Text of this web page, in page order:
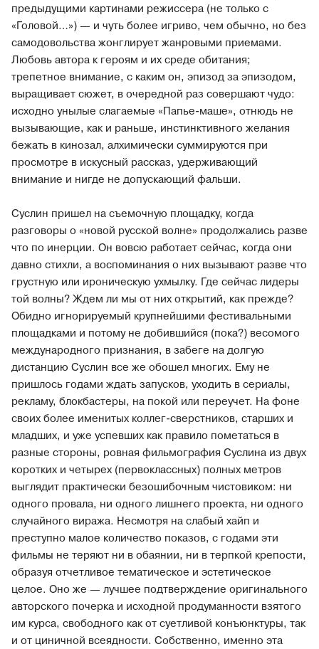
предыдущими картинами режиссера (не только с
«Головой…») — и чуть более игриво, чем обычно, но без
самодовольства жонглирует жанровыми приемами.
Любовь автора к героям и их среде обитания;
трепетное внимание, с каким он, эпизод за эпизодом,
выращивает сюжет, в очередной раз совершают чудо:
исходно унылые слагаемые «Папье-маше», отнюдь не
вызывающие, как и раньше, инстинктивного желания
бежать в кинозал, алхимически суммируются при
просмотре в искусный рассказ, удерживающий
внимание и нигде не допускающий фальши.
Суслин пришел на съемочную площадку, когда
разговоры о «новой русской волне» продолжались разве
что по инерции. Он вовсю работает сейчас, когда они
давно стихли, а воспоминания о них вызывают разве что
грустную или ироническую ухмылку. Где сейчас лидеры
той волны? Ждем ли мы от них открытий, как прежде?
Обидно игнорируемый крупнейшими фестивальными
площадками и потому не добившийся (пока?) весомого
международного признания, в забеге на долгую
дистанцию Суслин все же обошел многих. Ему не
пришлось годами ждать запусков, уходить в сериалы,
рекламу, блокбастеры, на покой или переучет. На фоне
своих более именитых коллег-сверстников, старших и
младших, и уже успевших как правило пометаться в
разные стороны, ровная фильмография Суслина из двух
коротких и четырех (первоклассных) полных метров
выглядит практически безошибочным чистовиком: ни
одного провала, ни одного лишнего проекта, ни одного
случайного виража. Несмотря на слабый хайп и
преступно малое количество показов, с годами эти
фильмы не теряют ни в обаянии, ни в терпкой крепости,
образуя отчетливое тематическое и эстетическое
целое. Оно же — лучшее подтверждение оригинального
авторского почерка и исходной продуманности взятого
им курса, свободного как от суетливой конъюнктуры, так
и от циничной всеядности. Собственно, именно эта